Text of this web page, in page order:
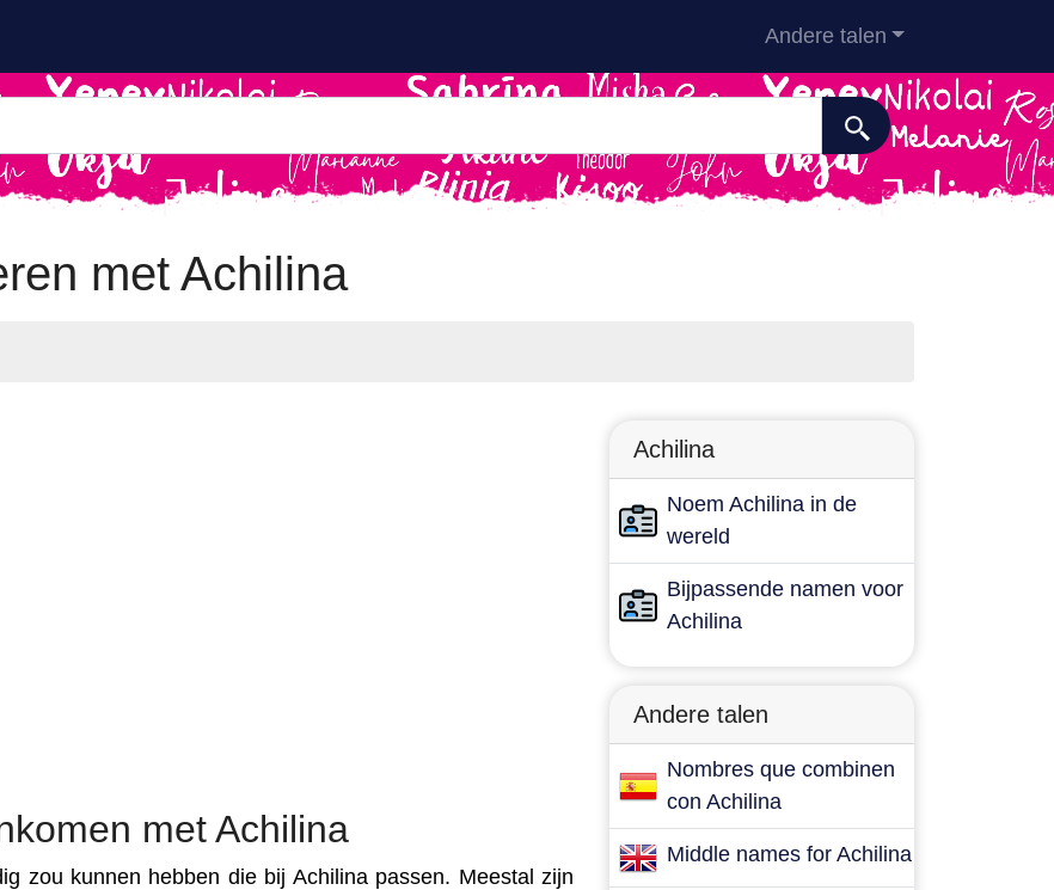
Andere talen
met Achilina
met Achilina
zou kunnen hebben die bij Achilina passen. Meestal zijn
Achilina
Noem Achilina in de
wereld
Bijpassende namen voor
Achilina
Andere talen
Nombres que combinen
con Achilina
Middle names for Achilina